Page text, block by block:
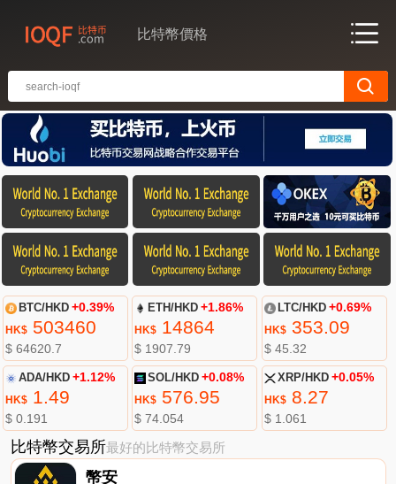
比特幣價格
BTC/HKD +0.39%
HK$503460
$ 64620.7
ETH/HKD +1.86%
HK$ 14864
$ 1907.79
LTC/HKD +0.69%
HK$353.09
$ 45.32
ADA/HKD +1.12%
HK$1.49
$ 0.191
SOL/HKD +0.08%
HK$ 576.95
$ 74.054
XRP/HKD +0.05%
HK$8.27
$ 1.061
比特幣交易所最好的比特幣交易所
幣安